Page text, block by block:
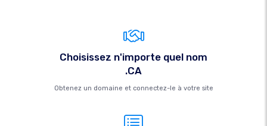
Choisissez n'importe quel nom
.CA
Obtenez un domaine et connectez-le à votre site